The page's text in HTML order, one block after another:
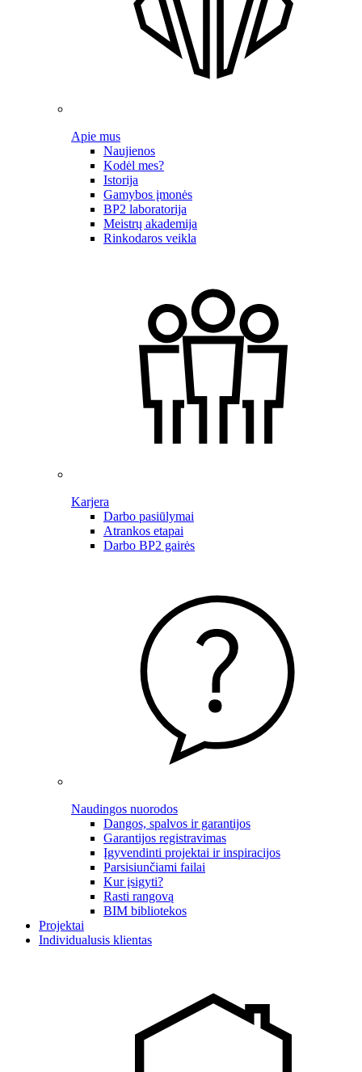
Apie mus
Naujienos
Kodėl mes?
Istorija
Gamybos įmonės
BP2 laboratorija
Meistrų akademija
Rinkodaros veikla
Karjera
Darbo pasiūlymai
Atrankos etapai
Darbo BP2 gairės
Naudingos nuorodos
Dangos, spalvos ir garantijos
Garantijos registravimas
Įgyvendinti projektai ir inspiracijos
Parsisiunčiami failai
Kur įsigyti?
Rasti rangovą
BIM bibliotekos
Projektai
Individualusis klientas